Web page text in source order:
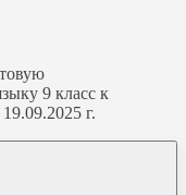
9 класс к
г.